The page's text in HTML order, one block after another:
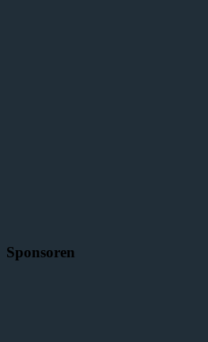
Sponsoren